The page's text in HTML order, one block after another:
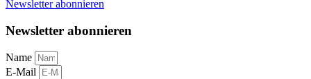
Newsletter abonnieren
Newsletter abonnieren
Name
E-Mail